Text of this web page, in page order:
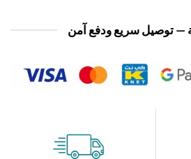
سريع ودفع آمن